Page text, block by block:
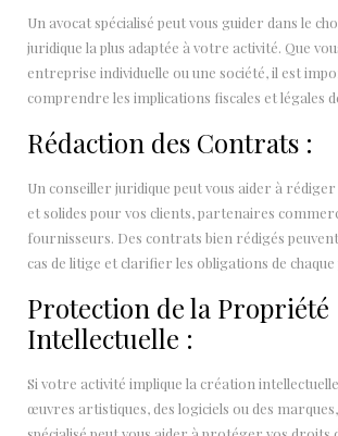
Un avocat spécialisé peut vous guider dans le
juridique la plus adaptée à votre activité. Que
entreprise individuelle ou une société, il est
comprendre les implications fiscales et légales
Rédaction des Contrats :
Un conseiller juridique peut vous aider à
et solides pour vos clients, partenaires
fournisseurs. Des contrats bien rédigés
cas de litige et clarifier les obligations de
Protection de la Propriété
Intellectuelle :
Si votre activité implique la création
œuvres artistiques, des logiciels ou des